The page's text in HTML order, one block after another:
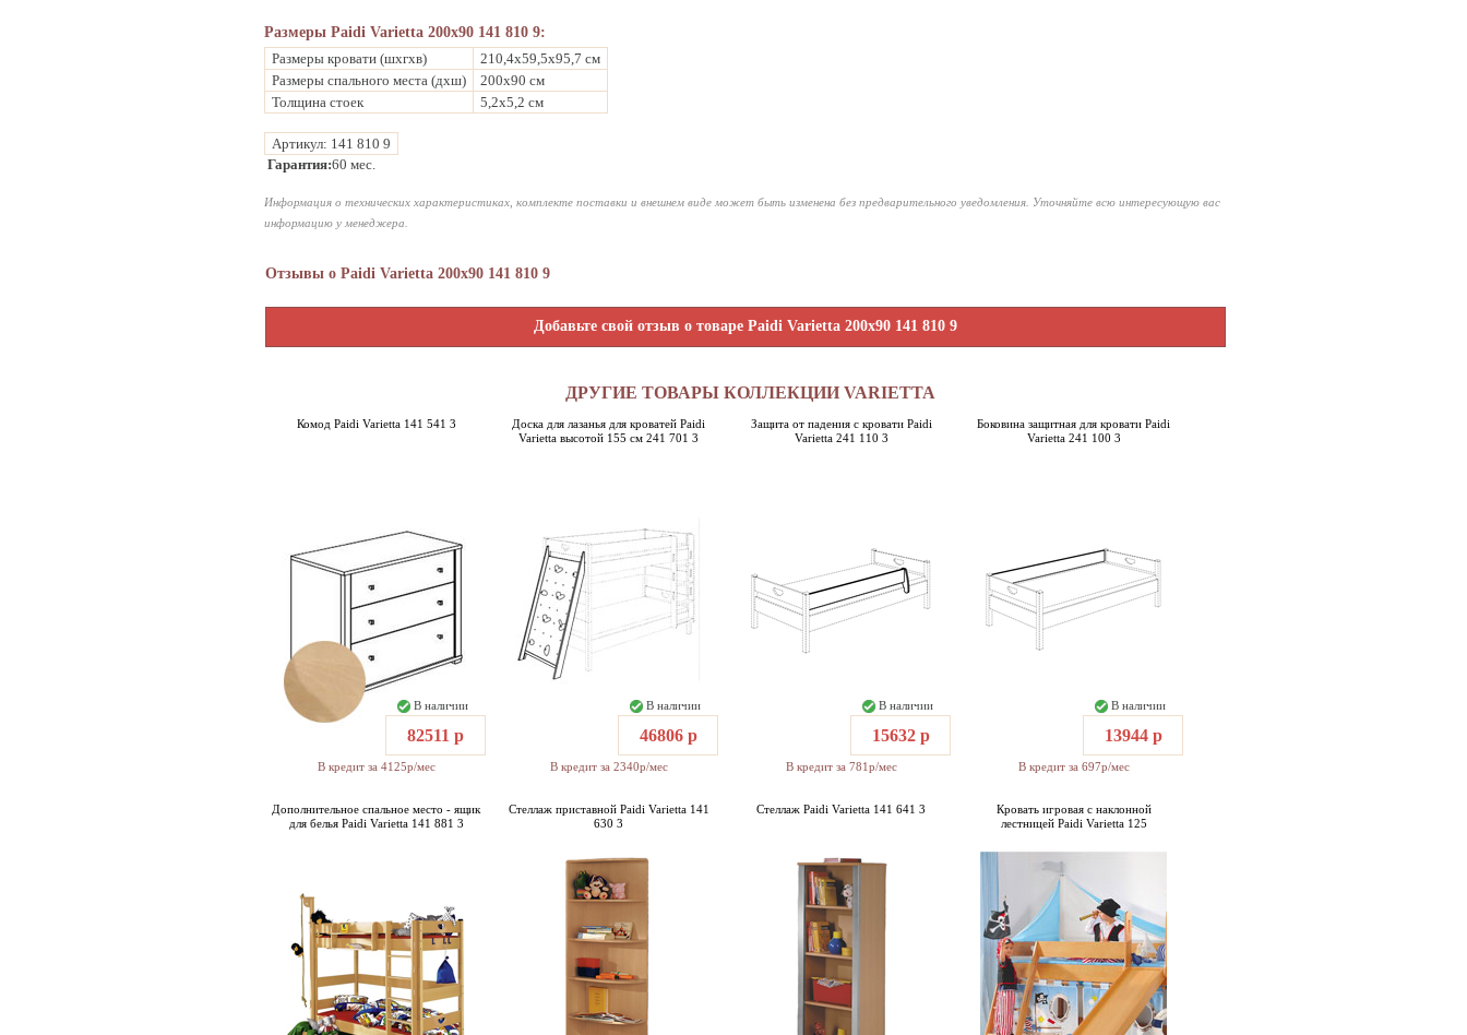
Размеры Paidi Varietta 200x90 141 810 9:
Размеры кровати (шхгхв)
210,4х59,5х95,7 см
Размеры спального места (дхш)
200х90 см
Толщина стоек
5,2х5,2 см
Артикул: 141 810 9
Гарантия:60 мес.
Информация о технических характеристиках, комплекте поставки и внешнем виде может быть изменена без предварительного уведомления. Уточняйте всю интересующую вас
информацию у менеджера.
Отзывы о Paidi Varietta 200x90 141 810 9
Добавьте свой отзыв о товаре Paidi Varietta 200x90 141 810 9
ДРУГИЕ ТОВАРЫ КОЛЛЕКЦИИ VARIETTA
Комод Paidi Varietta 141 541 3
В наличии
82511 р
В кредит за 4125р/мес
Доска для лазанья для кроватей Paidi
Varietta высотой 155 см 241 701 3
В наличии
46806 р
В кредит за 2340р/мес
Защита от падения с кровати Paidi
Varietta 241 110 3
В наличии
15632 р
В кредит за 781р/мес
Боковина защитная для кровати Paidi
Varietta 241 100 3
В наличии
13944 р
В кредит за 697р/мес
Дополнительное спальное место - ящик
для белья Paidi Varietta 141 881 3
Стеллаж приставной Paidi Varietta 141
630 3
Стеллаж Paidi Varietta 141 641 3
Кровать игровая с наклонной
лестницей Paidi Varietta 125